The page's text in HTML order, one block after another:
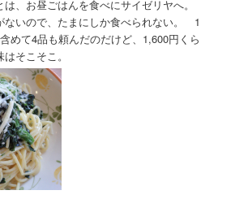
は、お昼ごはんを食べにサイゼリヤへ。
ないので、たまにしか食べられない。 1
めて4品も頼んだのだけど、1,600円くら
そこそこ。